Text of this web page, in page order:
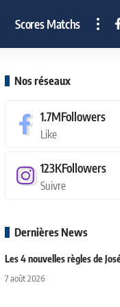
Scores Matchs
Nos réseaux
1.7MFollowers
Like
123KFollowers
Suivre
Dernières News
Les 4 nouvelles règles de
7 août 2026